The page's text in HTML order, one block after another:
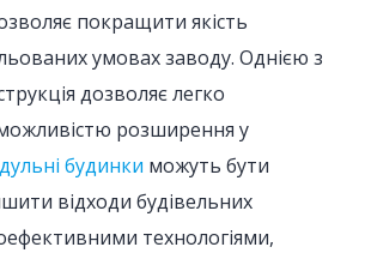
покращити якість
умовах заводу. Однією з
дозволяє легко
розширення у
будинки можуть бути
відходи будівельних
технологіями,